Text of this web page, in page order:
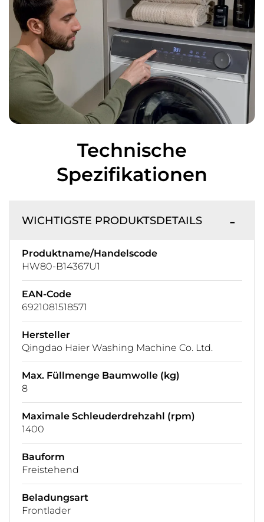
Technische
Spezifikationen
WICHTIGSTE PRODUKTSDETAILS
Produktname/Handelscode
HW80-B14367U1
EAN-Code
6921081518571
Hersteller
Qingdao Haier Washing Machine Co. Ltd.
Max. Füllmenge Baumwolle (kg)
8
Maximale Schleuderdrehzahl (rpm)
1400
Bauform
Freistehend
Beladungsart
Frontlader